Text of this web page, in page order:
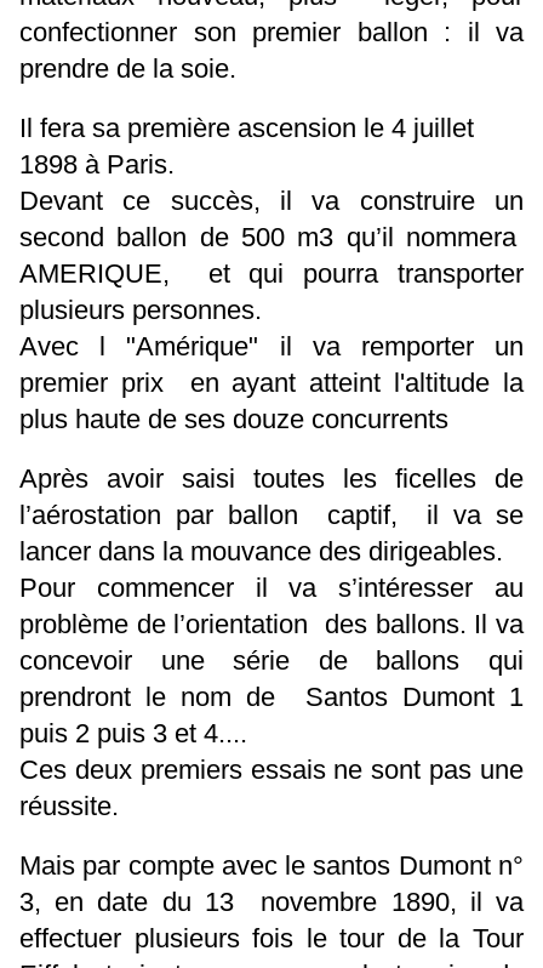
confectionner son premier ballon : il va
prendre de la soie.
Il fera sa première ascension le 4 juillet
1898 à Paris.
Devant ce succès, il va construire un
second ballon de 500 m3 qu’il nommera
AMERIQUE, et qui pourra transporter
plusieurs personnes.
Avec l "Amérique" il va remporter un
premier prix en ayant atteint l'altitude la
plus haute de ses douze concurrents
Après avoir saisi toutes les ficelles de
l’aérostation par ballon captif, il va se
lancer dans la mouvance des dirigeables.
Pour commencer il va s’intéresser au
problème de l’orientation des ballons. Il va
concevoir une série de ballons qui
prendront le nom de Santos Dumont 1
puis 2 puis 3 et 4....
Ces deux premiers essais ne sont pas une
réussite.
Mais par compte avec le santos Dumont n°
3, en date du 13 novembre 1890, il va
effectuer plusieurs fois le tour de la Tour